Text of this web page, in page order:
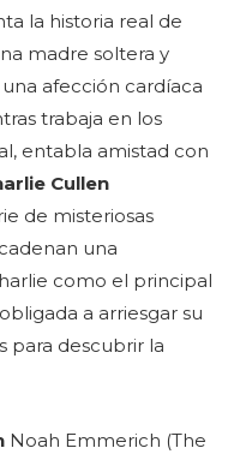
la historia real de
madre soltera y
afección cardíaca
trabaja en los
entabla amistad con
Cullen
de misteriosas
una
como el principal
a arriesgar su
para descubrir la
Noah Emmerich (The